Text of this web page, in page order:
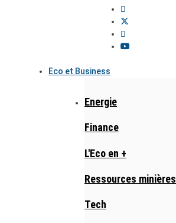
Eco et Business
Energie
Finance
L'Eco en +
Ressources minières
Tech